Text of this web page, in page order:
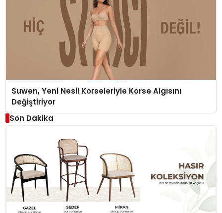
Suwen, Yeni Nesil Korseleriyle Korse Algısını
Değiştiriyor
Son Dakika